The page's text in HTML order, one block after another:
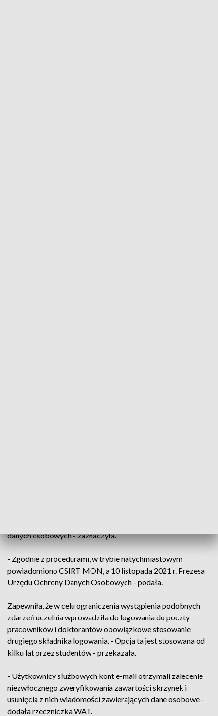
danych osobowych - zaznaczyła.
- Zgodnie z procedurami, w trybie natychmiastowym
powiadomiono CSIRT MON, a 10 listopada 2021 r. Prezesa
Urzędu Ochrony Danych Osobowych - podała.
Zapewniła, że w celu ograniczenia wystąpienia podobnych
zdarzeń uczelnia wprowadziła do logowania do poczty
pracowników i doktorantów obowiązkowe stosowanie
drugiego składnika logowania. - Opcja ta jest stosowana od
kilku lat przez studentów - przekazała.
- Użytkownicy służbowych kont e-mail otrzymali zalecenie
niezwłocznego zweryfikowania zawartości skrzynek i
usunięcia z nich wiadomości zawierających dane osobowe -
dodała rzeczniczka WAT.